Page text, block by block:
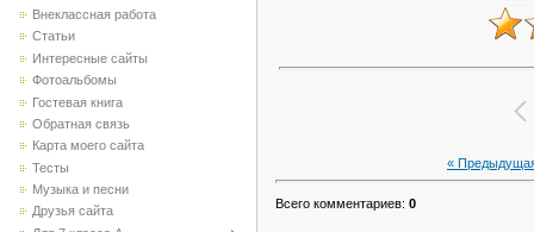
Внеклассная работа
Статьи
Интересные сайты
Фотоальбомы
Гостевая книга
Обратная связь
Карта моего сайта
Тесты
Музыка и песни
Друзья сайта
«
Всего комментариев: 0